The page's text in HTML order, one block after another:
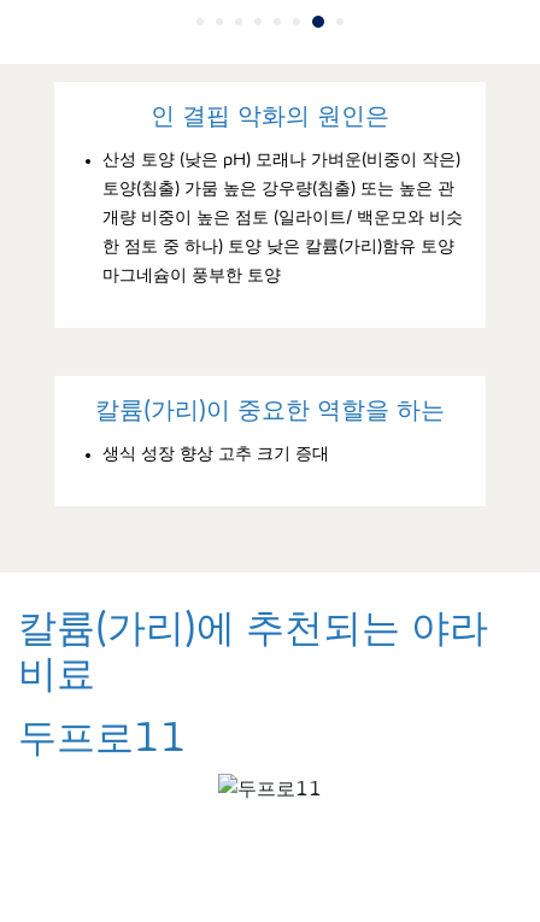
인 결핍 악화의 원인은
산성 토양 (낮은 pH) 모래나 가벼운(비중이 작은)
토양(침출) 가뭄 높은 강우량(침출) 또는 높은 관
개량 비중이 높은 점토 (일라이트/ 백운모와 비슷
한 점토 중 하나) 토양 낮은 칼륨(가리)함유 토양
마그네슘이 풍부한 토양
칼륨(가리)이 중요한 역할을 하는
생식 성장 향상 고추 크기 증대
칼륨(가리)에 추천되는 야라
비료
두프로11